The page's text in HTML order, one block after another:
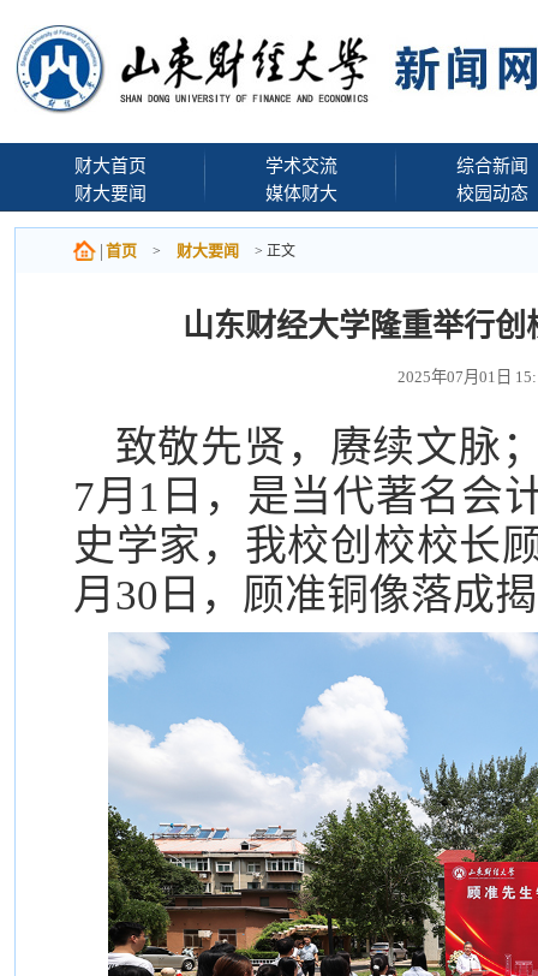
财大首页
财大要闻
学术交流
媒体财大
综合新闻
校园动态
首页 > 财大要闻 > 正文
山东财经大学隆重举行
2025年07月01日
致敬先贤，赓续文脉
7月1日，是当代著名会
史学家，我校创校校长
月30日，顾准铜像落成